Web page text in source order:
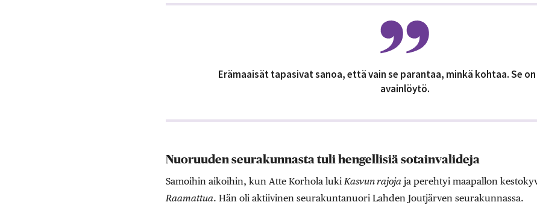
Erämaaisät tapasivat sanoa, että vain se parantaa, minkä kohtaa. Se
avainlöytö.
Nuoruuden seurakunnasta tuli hengellisiä sotainvalideja
Samoihin aikoihin, kun Atte Korhola luki Kasvun rajoja ja perehtyi maapallon
Raamattua. Hän oli aktiivinen seurakuntanuori Lahden Joutjärven seurakunnassa.